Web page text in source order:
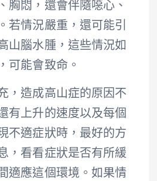
胸悶，還會伴隨噁心、
若情況嚴重，還可能引
山腦水腫，這些情況如
可能會致命。
，造成高山症的原因不
有上升的速度以及每個
不適症狀時，最好的方
，看看症狀是否有所緩
適應這個環境。如果情